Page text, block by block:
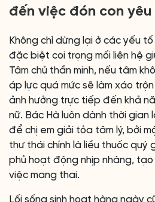
đến việc đón con yêu
Không chỉ dừng lại ở các yếu
đặc biệt coi trọng mối liên hệ
Tâm chủ thần minh, nếu tâm
áp lực quá mức sẽ làm xáo
ảnh hưởng trực tiếp đến khả
nữ. Bác Hà luôn dành thời gian
để chị em giải tỏa tâm lý, bởi
thư thái chính là liều thuốc
phủ hoạt động nhịp nhàng,
việc mang thai.
Lối sống sinh hoạt hàng ngày